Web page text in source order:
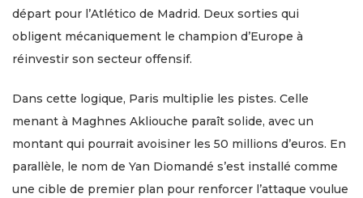
départ pour l’Atlético de Madrid. Deux sorties qui
obligent mécaniquement le champion d’Europe à
réinvestir son secteur offensif.
Dans cette logique, Paris multiplie les pistes. Celle
menant à Maghnes Akliouche paraît solide, avec un
montant qui pourrait avoisiner les 50 millions d’euros. En
parallèle, le nom de Yan Diomandé s’est installé comme
une cible de premier plan pour renforcer l’attaque voulue